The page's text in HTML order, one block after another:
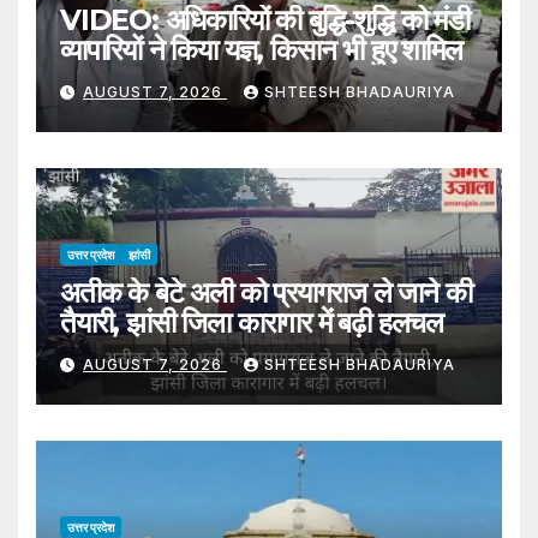
VIDEO: अधिकारियों की बुद्धि-शुद्धि को मंडी
व्यापारियों ने किया यज्ञ, किसान भी हुए शामिल
AUGUST 7, 2026 SHTEESH BHADAURIYA
उत्तर प्रदेश झांसी
अतीक के बेटे अली को प्रयागराज ले जाने की
तैयारी, झांसी जिला कारागार में बढ़ी हलचल
AUGUST 7, 2026 SHTEESH BHADAURIYA
उत्तर प्रदेश